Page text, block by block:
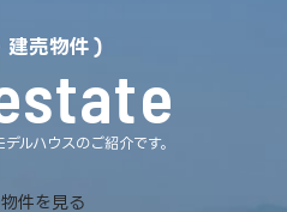
建売物件
ルハウスのご紹介です。
件を見る